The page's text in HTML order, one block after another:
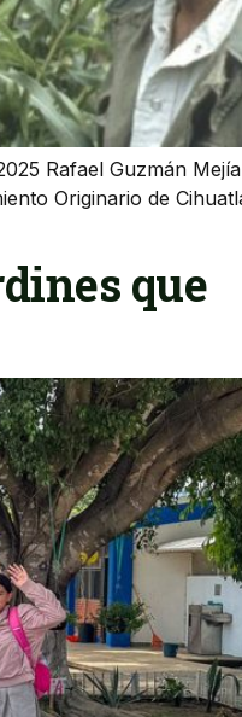
Rafael Guzmán
Originario de
que